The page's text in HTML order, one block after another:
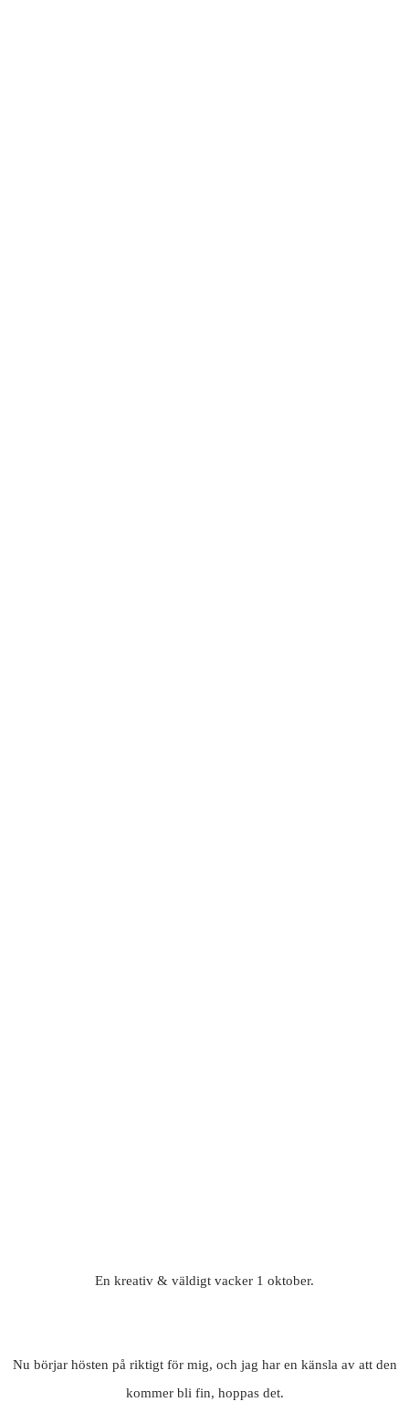
En kreativ & väldigt vacker 1 oktober.
Nu börjar hösten på riktigt för mig, och jag har en känsla av att den
kommer bli fin, hoppas det.